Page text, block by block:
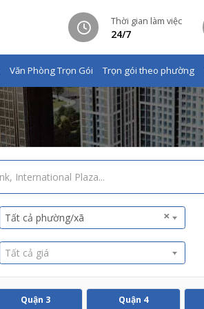
Thời gian làm việc
24/7
Văn Phòng Trọn Gói Trọn gói theo phường
×
Tất cả phường/xã
Tất cả giá
Quận 3 Quận 4